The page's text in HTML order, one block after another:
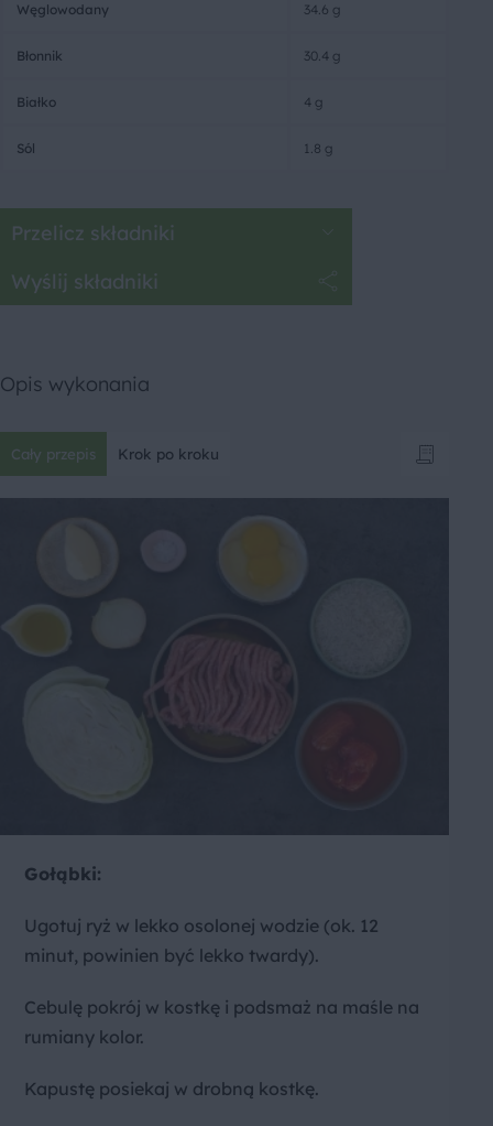
Węglowodany 34.6 g
Błonnik 30.4 g
Białko 4 g
Sól 1.8 g
Przelicz składniki
Wyślij składniki
Opis wykonania
Cały przepis Krok po kroku
Gołąbki:
Ugotuj ryż w lekko osolonej wodzie (ok. 12
minut, powinien być lekko twardy).
Cebulę pokrój w kostkę i podsmaż na maśle na
rumiany kolor.
Kapustę posiekaj w drobną kostkę.